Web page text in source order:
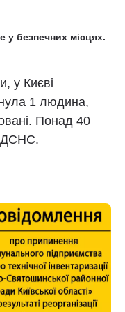
у безпечних місцях.
у Києві
1 людина,
Понад 40
ДСНС.